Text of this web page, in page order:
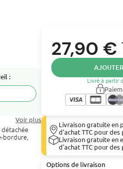
:
Voir plus
détachée
bordure,
27,90 €
Livré à partir
Livraison gratuite en
d'achat TTC pour
Livraison gratuite en
d'achat TTC pour
Options de livraison